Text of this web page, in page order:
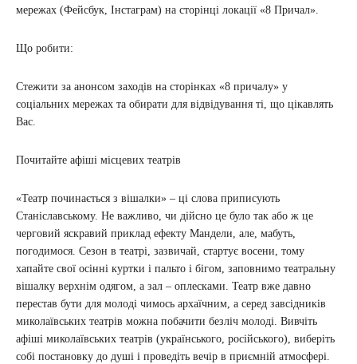
мережах (Фейсбук, Інстаграм) на сторінці локації «8 Причал».
Що робити:
Стежити за анонсом заходів на сторінках «8 причалу» у
соціальних мережах та обирати для відвідування ті, що цікавлять
Вас.
Почитайте афіші місцевих театрів
«Театр починається з вішалки» – ці слова приписують
Станіславському. Не важливо, чи дійсно це було так або ж це
черговий яскравий приклад ефекту Мандели, але, мабуть,
погодимося. Сезон в театрі, зазвичай, стартує восени, тому
хапайте свої осінні куртки і пальто і бігом, заповнимо театральну
вішалку верхнім одягом, а зал – оплесками. Театр вже давно
перестав бути для молоді чимось архаїчним, а серед завсідників
миколаївських театрів можна побачити безліч молоді. Вивчіть
афіші миколаївських театрів (українського, російського), виберіть
собі постановку до душі і проведіть вечір в приємній атмосфері.